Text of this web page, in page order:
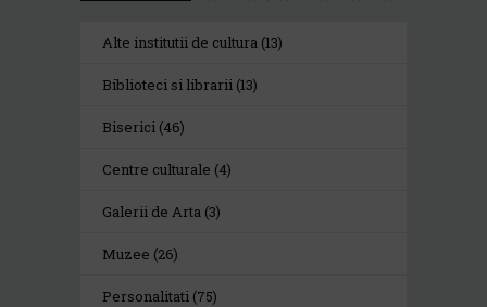
Alte institutii de cultura (13)
Biblioteci si librarii (13)
Biserici (46)
Centre culturale (4)
Galerii de Arta (3)
Muzee (26)
Personalitati (75)